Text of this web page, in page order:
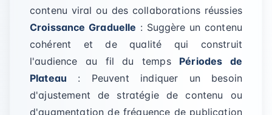
contenu viral ou des collaborations réussies
Croissance Graduelle : Suggère un contenu
cohérent et de qualité qui construit
l'audience au fil du temps Périodes de
Plateau : Peuvent indiquer un besoin
d'ajustement de stratégie de contenu ou
d'augmentation de fréquence de publication